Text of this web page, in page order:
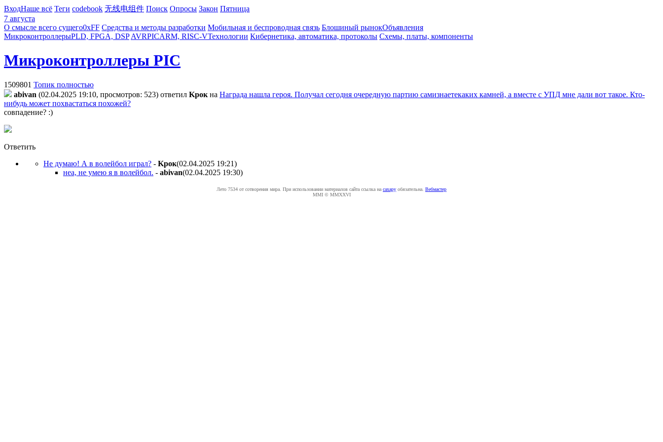
ВходНаше всё Теги codebook 无线电组件 Поиск Опросы Закон Пятница
7 августа
О смысле всего сущего0xFF Средства и методы разработки Мобильная и беспроводная связь Блошиный рынокОбъявления
МикроконтроллерыPLD, FPGA, DSP AVRPICARM, RISC-VТехнологии Кибернетика, автоматика, протоколы Схемы, платы, компоненты
Микроконтроллеры PIC
1509801 Топик полностью
abivan (02.04.2025 19:10, просмотров: 523) ответил Kpoк на Награда нашла героя. Получал сегодня очередную партию самизнаетекаких камней, а вместе с УПД мне дали вот такое. Кто-
нибудь может похвастаться похожей?
совпадение? :)
Ответить
Не думаю! А в волейбол играл? - Kpoк(02.04.2025 19:21)
неа, не умею я в волейбол. - abivan(02.04.2025 19:30)
Лето 7534 от сотворения мира. При использовании материалов сайта ссылка на caxapу обязательна. Вебмастер
MMI © MMXXVI